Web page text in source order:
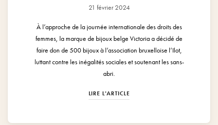
21 février 2024
À l’approche de la journée internationale des droits des
femmes, la marque de bijoux belge Victoria a décidé de
faire don de 500 bijoux à l’association bruxelloise l’Ilot,
luttant contre les inégalités sociales et soutenant les sans-
abri.
LIRE L'ARTICLE